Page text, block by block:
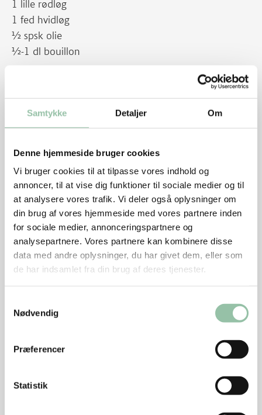
Samtykke Detaljer Om
Denne hjemmeside bruger cookies
Vi bruger cookies til at tilpasse vores indhold og
annoncer, til at vise dig funktioner til sociale medier og til
at analysere vores trafik. Vi deler også oplysninger om
din brug af vores hjemmeside med vores partnere inden
for sociale medier, annonceringspartnere og
analysepartnere. Vores partnere kan kombinere disse
data med andre oplysninger, du har givet dem, eller som
de har indsamlet fra din brug af deres tjenester.
Nødvendig
Præferencer
Statistik
1 lille rødløg
1 fed hvidløg
½ spsk olie
½-1 dl bouillon
Begynd med salaten.
Skræl kartoflerne, skær dem i både eller skiver og kog
Hæld vandet fra kartoflerne og vend dem herefter i
vineddiken. Læg låg på gryden. Nip friske bønner og
kog dem i letsaltet vand et par minutter. Frosne
bønner skal ikke koges (blancheres) først. Svits
fintsnittet rødløg og finthakket hvidløg i en gryde i
olie og vend bønnerne i. Tilsæt kartoflerne, spæd
med bouillon eller vand og lad det koge ved svag
varme i ca. 5 minutter til bønner og kartofler er møre.
Smag til med salt, peber og evt. lidt ekstra vineddike.
Dup koteletterne tørre med køkkenrulle. Skær en
Rør dijonsennep sammen med grofthakket chili uden
blandingen i lommen på koteletterne. Brug en teske